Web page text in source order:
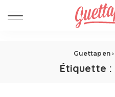
Guettapen ›
Étiquette :